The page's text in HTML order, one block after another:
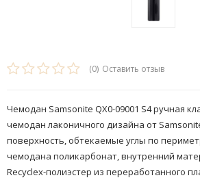
(0) Оставить отзыв
Чемодан Samsonite QX0-09001 S4 ручная
чемодан лаконичного дизайна от
поверхность, обтекаемые углы по
чемодана поликарбонат, внутренний
Recyclex-полиэстер из переработанного